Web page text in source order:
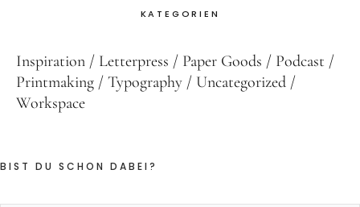
KATEGORIEN
Inspiration Letterpress Paper Goods
Podcast
Printmaking
Typography
Uncategorized
Workspace
BIST DU SCHON DABEI?